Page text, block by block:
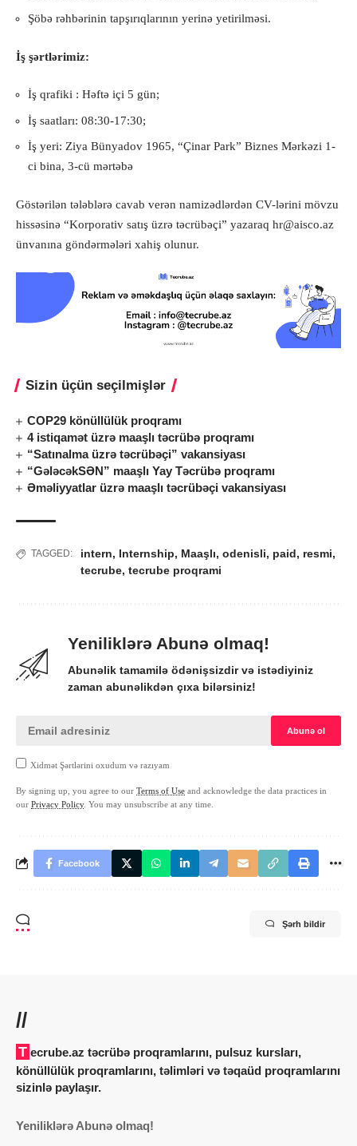
Şöbə rəhbərinin tapşırıqlarının yerinə yetirilməsi.
İş şərtlərimiz:
İş qrafiki : Həftə içi 5 gün;
İş saatları: 08:30-17:30;
İş yeri: Ziya Bünyadov 1965, “Çinar Park” Biznes Mərkəzi 1-
ci bina, 3-cü mərtəbə
Göstərilən tələblərə cavab verən namizədlərdən CV-lərini mövzu
hissəsinə “Korporativ satış üzrə təcrübəçi” yazaraq hr@aisco.az
ünvanına göndərmələri xahiş olunur.
Sizin üçün seçilmişlər
COP29 könüllülük proqramı
4 istiqamət üzrə maaşlı təcrübə proqramı
“Satınalma üzrə təcrübəçi” vakansiyası
“GələcəkSƏN” maaşlı Yay Təcrübə proqramı
Əməliyyatlar üzrə maaşlı təcrübəçi vakansiyası
TAGGED: intern, Internship, Maaşlı, odenisli, paid, resmi,
tecrube, tecrube proqrami
Yeniliklərə Abunə olmaq!
Abunəlik tamamilə ödənişsizdir və istədiyiniz
zaman abunəlikdən çıxa bilərsiniz!
Xidmət Şərtlərini oxudum və razıyam
By signing up, you agree to our Terms of Use and acknowledge the data practices in
our Privacy Policy. You may unsubscribe at any time.
Facebook
Şərh bildir
//
Tecrube.az təcrübə proqramlarını, pulsuz kursları,
könüllülük proqramlarını, təlimləri və təqaüd proqramlarını
sizinlə paylaşır.
Yeniliklərə Abunə olmaq!